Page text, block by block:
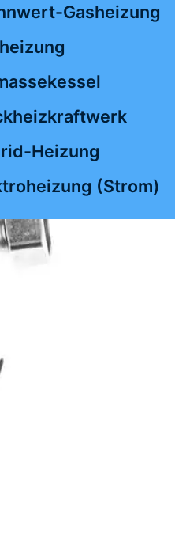
Gasheizung
Heizung
(Strom)